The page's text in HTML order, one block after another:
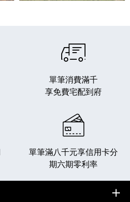
單筆消費滿千
享免費宅配到府
單筆滿八千元享信用卡分
期六期零利率